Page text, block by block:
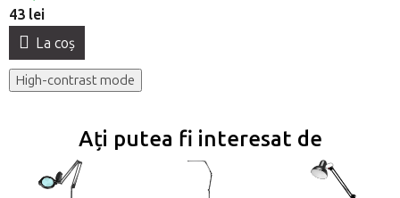
43 lei
La coş
High-contrast mode
Ați putea fi interesat de